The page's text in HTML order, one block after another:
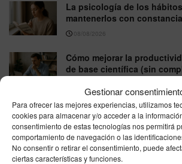
Gestionar
Para ofrecer las mejores experiencias, utilizamos
cookies para almacenar y/o acceder a la
consentimiento de estas tecnologías nos permitirá
comportamiento de navegación o las
No consentir o retirar el consentimiento, puede
ciertas características y funciones.
La psicología de los
mantenerlos con constancia
08/08/2026
Cómo mejorar la
de base científica (sin
Mitos sobre la alimentación
la ciencia: lo que conviene
08/08/2026